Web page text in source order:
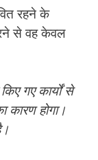
रहने के
से वह केवल
गए कार्यों से
होगा।